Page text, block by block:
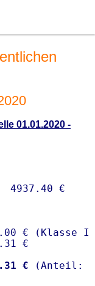
01.01.2020 -
€ (Klasse I)
€
€